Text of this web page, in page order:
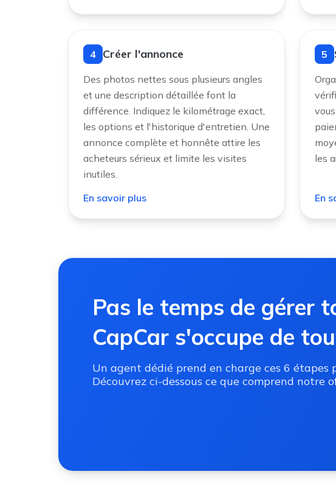
4 Créer l'annonce
Des photos nettes sous plusieurs angles
et une description détaillée font la
différence. Indiquez le kilométrage exact,
les options et l'historique d'entretien. Une
annonce complète et honnête attire les
acheteurs sérieux et limite les visites
inutiles.
En savoir plus
5
les
En
Pas le temps de gérer
CapCar s'occupe de
Un agent dédié prend en charge ces 6
Découvrez ci-dessous ce que comprend notre